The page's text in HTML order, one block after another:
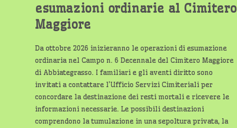
esumazioni ordinarie al Cimitero
Maggiore
Da ottobre 2026 inizieranno le operazioni di esumazione
ordinaria nel Campo n. 6 Decennale del Cimitero Maggiore
di Abbiategrasso. I familiari e gli aventi diritto sono
invitati a contattare l’Ufficio Servizi Cimiteriali per
concordare la destinazione dei resti mortali e ricevere le
informazioni necessarie. Le possibili destinazioni
comprendono la tumulazione in una sepoltura privata, la